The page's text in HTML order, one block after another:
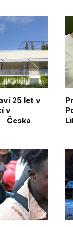
25 let v
v
Česká